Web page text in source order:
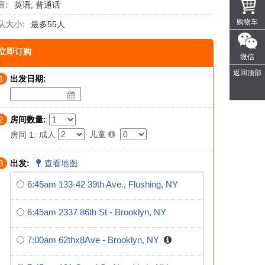
: 英语; 普通话
大小: 最多55人
即订购
出发日期:
房间数量:
房间 1: 成人 儿童
出发: 查看地图
6:45am 133-42 39th Ave., Flushing, NY
6:45am 2337 86th St - Brooklyn, NY
7:00am 62thx8Ave - Brooklyn, NY
购物车
微信
返回顶部